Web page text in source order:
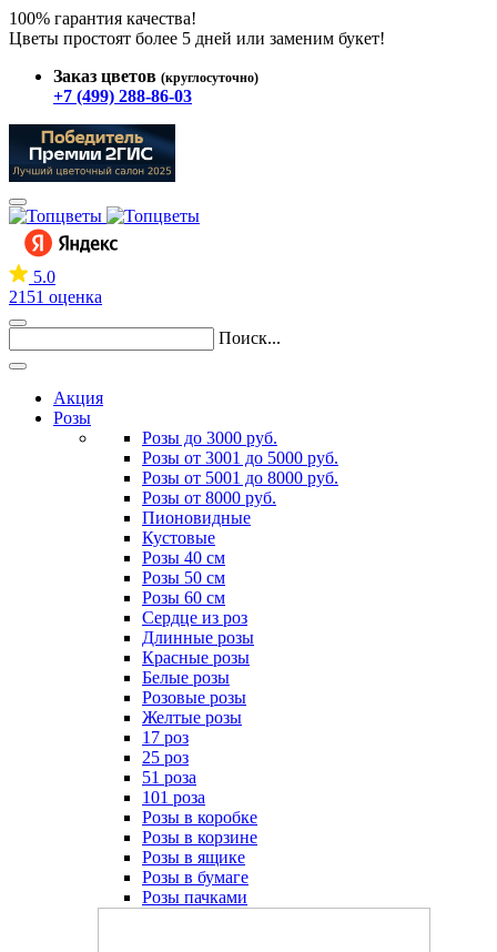
100% гарантия качества!
Цветы простоят более 5 дней или заменим букет!
Заказ цветов (круглосуточно)
+7 (499) 288-86-03
5.0
2151 оценка
Поиск...
Акция
Розы
Розы до 3000 руб.
Розы от 3001 до 5000 руб.
Розы от 5001 до 8000 руб.
Розы от 8000 руб.
Пионовидные
Кустовые
Розы 40 см
Розы 50 см
Розы 60 см
Сердце из роз
Длинные розы
Красные розы
Белые розы
Розовые розы
Желтые розы
17 роз
25 роз
51 роза
101 роза
Розы в коробке
Розы в корзине
Розы в ящике
Розы в бумаге
Розы пачками